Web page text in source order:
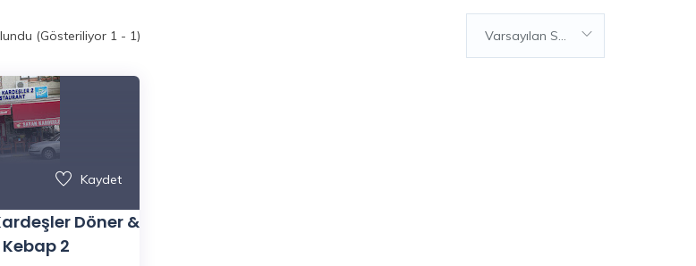
(Gösteriliyor 1 - 1) Varsayılan Sıralama
Kaydet
Döner &
Kebap 2